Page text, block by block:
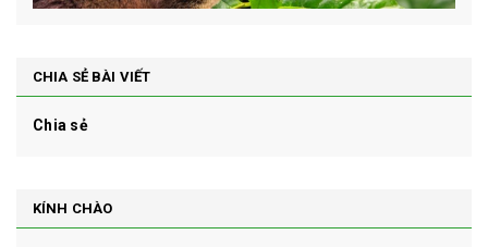
CHIA SẺ BÀI VIẾT
Chia sẻ
KÍNH CHÀO